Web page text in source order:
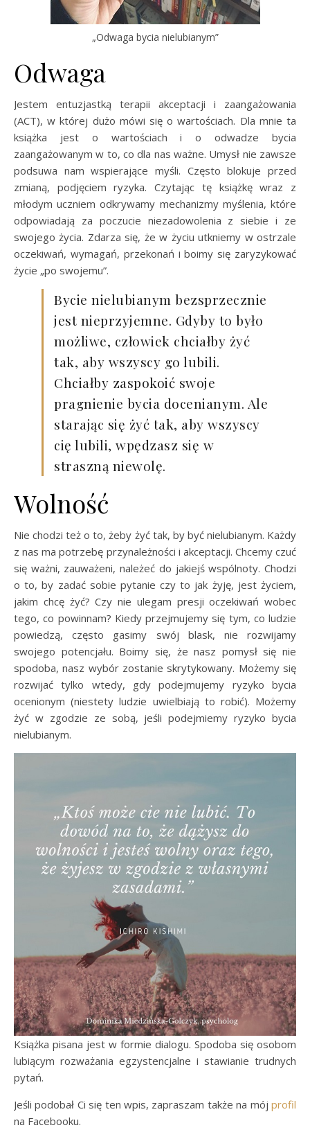
„Odwaga bycia nielubianym”
Odwaga
Jestem entuzjastką terapii akceptacji i zaangażowania
(ACT), w której dużo mówi się o wartościach. Dla mnie ta
książka jest o wartościach i o odwadze bycia
zaangażowanym w to, co dla nas ważne. Umysł nie zawsze
podsuwa nam wspierające myśli. Często blokuje przed
zmianą, podjęciem ryzyka. Czytając tę książkę wraz z
młodym uczniem odkrywamy mechanizmy myślenia, które
odpowiadają za poczucie niezadowolenia z siebie i ze
swojego życia. Zdarza się, że w życiu utkniemy w ostrzale
oczekiwań, wymagań, przekonań i boimy się zaryzykować
życie „po swojemu”.
Bycie nielubianym bezsprzecznie
jest nieprzyjemne. Gdyby to było
możliwe, człowiek chciałby żyć
tak, aby wszyscy go lubili.
Chciałby zaspokoić swoje
pragnienie bycia docenianym. Ale
starając się żyć tak, aby wszyscy
cię lubili, wpędzasz się w
straszną niewolę.
Wolność
Nie chodzi też o to, żeby żyć tak, by być nielubianym. Każdy
z nas ma potrzebę przynależności i akceptacji. Chcemy czuć
się ważni, zauważeni, należeć do jakiejś wspólnoty. Chodzi
o to, by zadać sobie pytanie czy to jak żyję, jest życiem,
jakim chcę żyć? Czy nie ulegam presji oczekiwań wobec
tego, co powinnam? Kiedy przejmujemy się tym, co ludzie
powiedzą, często gasimy swój blask, nie rozwijamy
swojego potencjału. Boimy się, że nasz pomysł się nie
spodoba, nasz wybór zostanie skrytykowany. Możemy się
rozwijać tylko wtedy, gdy podejmujemy ryzyko bycia
ocenionym (niestety ludzie uwielbiają to robić). Możemy
żyć w zgodzie ze sobą, jeśli podejmiemy ryzyko bycia
nielubianym.
Książka pisana jest w formie dialogu. Spodoba się osobom
lubiącym rozważania egzystencjalne i stawianie trudnych
pytań.
Jeśli podobał Ci się ten wpis, zapraszam także na mój profil
na Facebooku.